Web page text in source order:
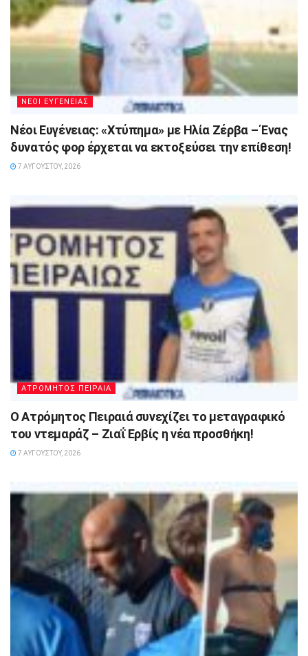
ΝΕΟΙ ΕΥΓΕΝΕΙΑΣ
Νέοι Ευγένειας: «Χτύπημα» με Ηλία Ζέρβα – Ένας
δυνατός φορ έρχεται να εκτοξεύσει την επίθεση!
7 ΑΥΓΟΎΣΤΟΥ, 2026
ΑΤΡΟΜΗΤΟΣ ΠΕΙΡΑΙΑ
Ο Ατρόμητος Πειραιά συνεχίζει το μεταγραφικό
του ντεμαράζ – Ζιαΐ Ερβίς η νέα προσθήκη!
7 ΑΥΓΟΎΣΤΟΥ, 2026